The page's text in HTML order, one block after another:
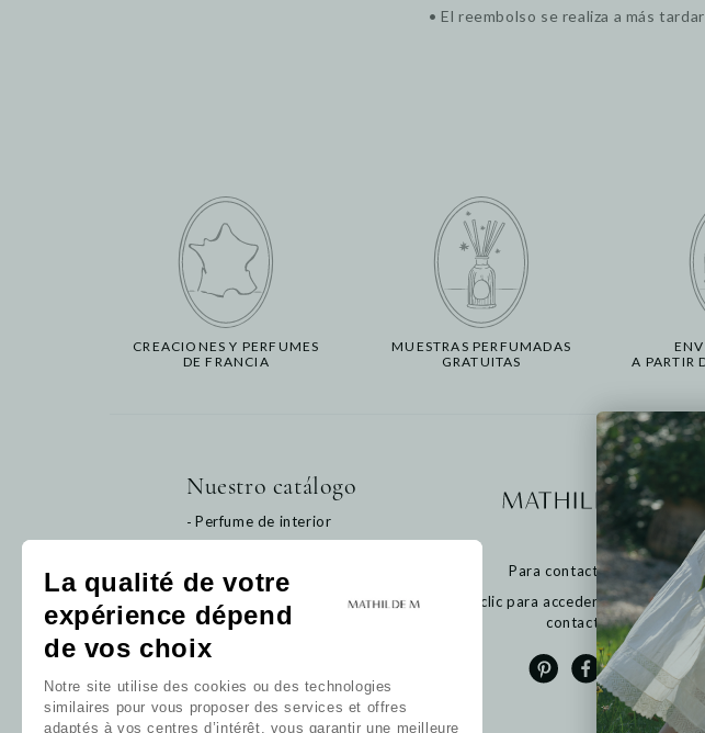
La qualité de votre
expérience dépend
de vos choix
Notre site utilise des cookies ou des technologies
similaires pour vous proposer des services et offres
adaptés à vos centres d’intérêt, vous garantir une meilleure
• El reembolso se realiza a más
CREACIONES Y PERFUMES
DE FRANCIA
MUESTRAS PERFUMADAS
GRATUITAS
A PARTIR
Nuestro catálogo
Perfume de interior
Baño
Decoración
Bebé
Tarjeta regalo
Nuestras colecciones
Nuestros perfumes
Todos los productos
Para contactarnos:
Haga clic para acceder al formulario
contacto